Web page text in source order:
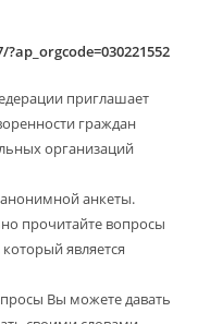
приглашает
граждан
организаций
анкеты.
прочитайте вопросы
является
Вы можете давать